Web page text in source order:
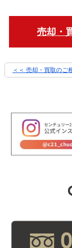
売却・
＜＜ 売却・買取のご